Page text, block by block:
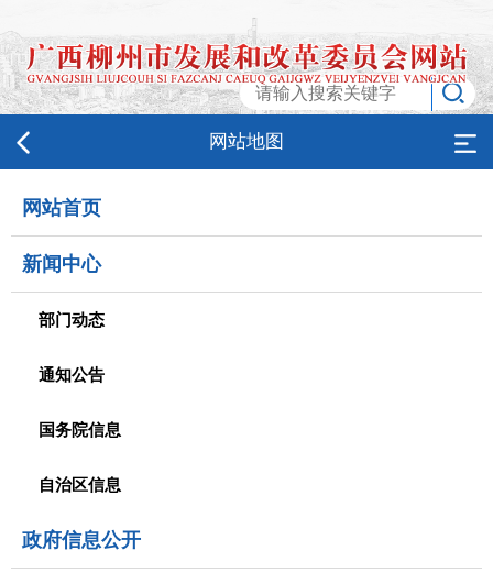
网站地图
网站首页
新闻中心
部门动态
通知公告
国务院信息
自治区信息
政府信息公开